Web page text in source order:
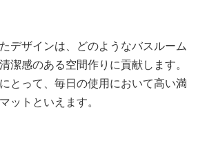
デザインは、どのようなバスルーム
潔感のある空間作りに貢献します。
とって、毎日の使用において高い満
ットといえます。